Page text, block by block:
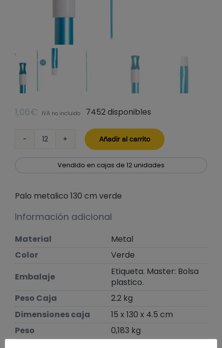
1,06€ IVA no incluido 7452 disponibles
Palo
cm
cantidad
Añadir al carrito
Vendido en cajas de 12 unidades
Palo metalico 130 cm verde
Información adicional
Material
Metal
Color
Verde
Embalaje
Etiqueta. Master: Bolsa
plastico.
Peso Caja
2.2 kg
Dimensiones caja
15 x 130 x 4.5 cm
Peso
0,183 kg